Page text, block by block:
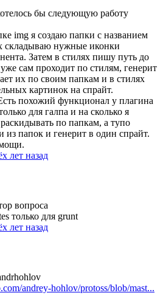
бы следующую работу
img я создаю папки с названием
складываю нужные иконки
Затем в стилях пишу путь до
сам проходит по стилям, генерит
их по своим папкам и в стилях
картинок на спрайт.
похожий функционал у плагина
для галпа и на сколько я
по папкам, а тупо
из папок и генерит в один спрайт.
лет назад
вопроса
только для grunt
лет назад
andrey-hohlov/protoss/blob/mast...